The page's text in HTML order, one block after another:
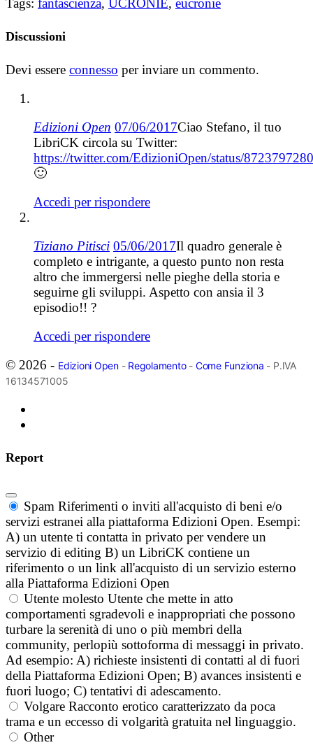
Tags: fantascienza, UCRONIE, eucronie
Discussioni
Devi essere connesso per inviare un commento.
Edizioni Open 07/06/2017Ciao Stefano, il tuo
LibriCK circola su Twitter:
https://twitter.com/EdizioniOpen/status/
🙂
Accedi per rispondere
Tiziano Pitisci 05/06/2017Il quadro generale è
completo e intrigante, a questo punto non resta
altro che immergersi nelle pieghe della storia e
seguirne gli sviluppi. Aspetto con ansia il 3
episodio!! ?
Accedi per rispondere
© 2026 - Edizioni Open- Regolamento- Come Funziona - P.IVA
16134571005
Report
Spam Riferimenti o inviti all'acquisto di beni e/o
servizi estranei alla piattaforma Edizioni Open. Esempi:
A) un utente ti contatta in privato per vendere un
servizio di editing B) un LibriCK contiene un
riferimento o un link all'acquisto di un servizio esterno
alla Piattaforma Edizioni Open
Utente molesto Utente che mette in atto
comportamenti sgradevoli e inappropriati che possono
turbare la serenità di uno o più membri della
community, perlopiù sottoforma di messaggi in privato.
Ad esempio: A) richieste insistenti di contatti al di fuori
della Piattaforma Edizioni Open; B) avances insistenti e
fuori luogo; C) tentativi di adescamento.
Volgare Racconto erotico caratterizzato da poca
trama e un eccesso di volgarità gratuita nel linguaggio.
Other